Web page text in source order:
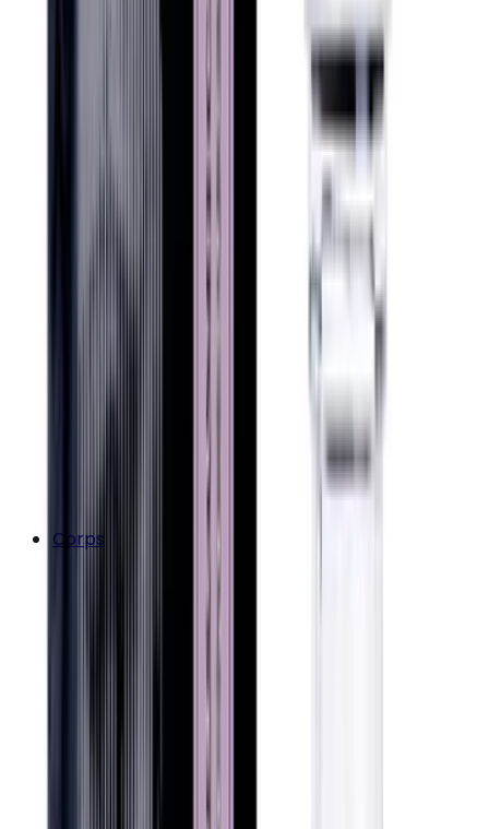
Corps